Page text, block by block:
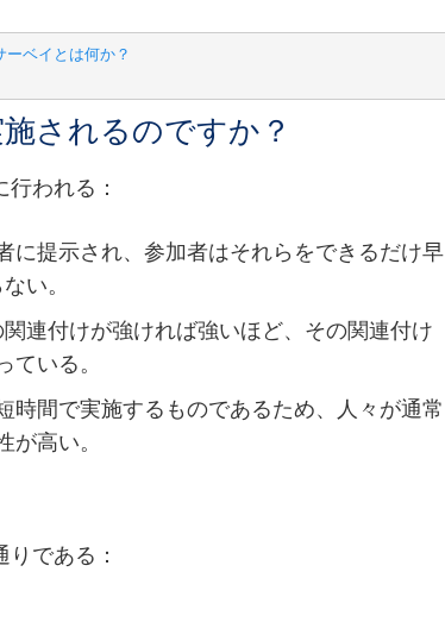
ベイとは何か？
されるのですか？
われる：
に提示され、参加者はそれらをできるだけ早
い。
連付けが強ければ強いほど、その関連付け
いる。
時間で実施するものであるため、人々が通常
高い。
である：